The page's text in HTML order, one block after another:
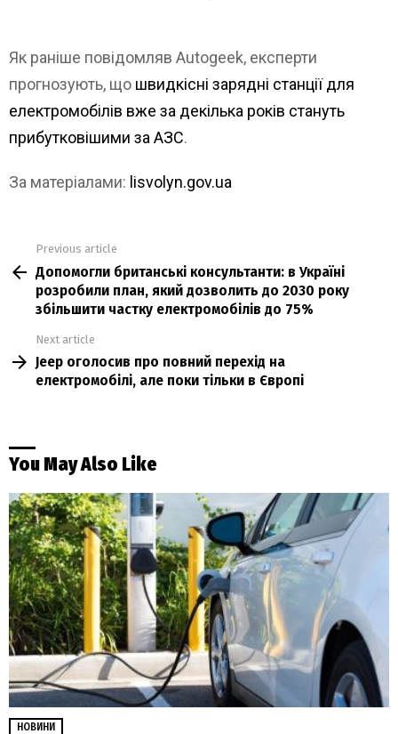
Як раніше повідомляв Autogeek, експерти
прогнозують, що швидкісні зарядні станції для
електромобілів вже за декілька років стануть
прибутковішими за АЗС.
За матеріалами: lisvolyn.gov.ua
more
Previous article
Допомогли британські консультанти: в Україні
розробили план, який дозволить до 2030 року
збільшити частку електромобілів до 75%
Next article
Jeep оголосив про повний перехід на
електромобілі, але поки тільки в Європі
You May Also Like
НОВИНИ